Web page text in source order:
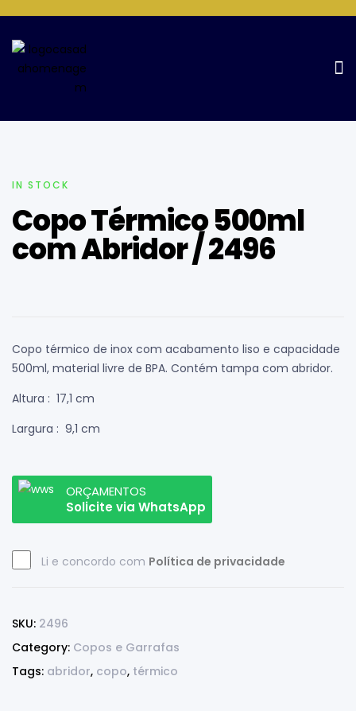
Home Page
IN STOCK
Copo Térmico 500ml
com Abridor / 2496
Copo térmico de inox com acabamento liso e capacidade
500ml, material livre de BPA. Contém tampa com abridor.
Altura : 17,1 cm
Largura : 9,1 cm
ORÇAMENTOS
Solicite via WhatsApp
Li e concordo com Política de privacidade
SKU: 2496
Category: Copos e Garrafas
Tags: abridor, copo, térmico